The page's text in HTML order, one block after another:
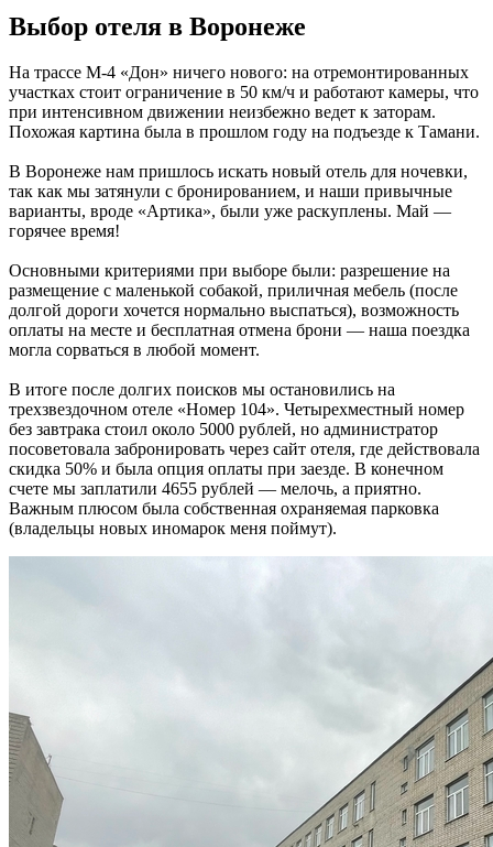
Выбор отеля в Воронеже
На трассе М-4 «Дон» ничего нового: на отремонтированных
участках стоит ограничение в 50 км/ч и работают камеры, что
при интенсивном движении неизбежно ведет к заторам.
Похожая картина была в прошлом году на подъезде к Тамани.
В Воронеже нам пришлось искать новый отель для ночевки,
так как мы затянули с бронированием, и наши привычные
варианты, вроде «Артика», были уже раскуплены. Май —
горячее время!
Основными критериями при выборе были: разрешение на
размещение с маленькой собакой, приличная мебель (после
долгой дороги хочется нормально выспаться), возможность
оплаты на месте и бесплатная отмена брони — наша поездка
могла сорваться в любой момент.
В итоге после долгих поисков мы остановились на
трехзвездочном отеле «Номер 104». Четырехместный номер
без завтрака стоил около 5000 рублей, но администратор
посоветовала забронировать через сайт отеля, где действовала
скидка 50% и была опция оплаты при заезде. В конечном
счете мы заплатили 4655 рублей — мелочь, а приятно.
Важным плюсом была собственная охраняемая парковка
(владельцы новых иномарок меня поймут).